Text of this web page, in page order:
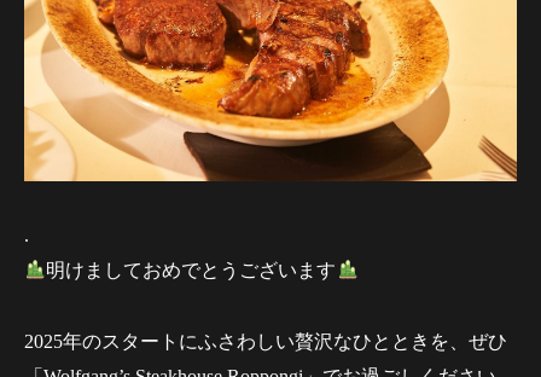
.
明けましておめでとうございます
2025年のスタートにふさわしい贅沢なひとときを、ぜひ